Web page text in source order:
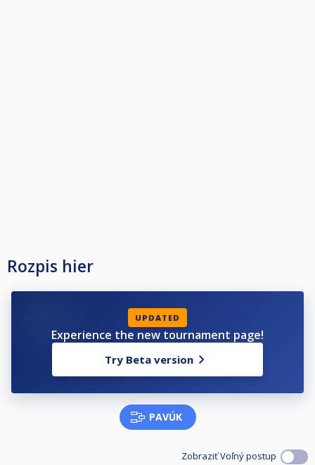
Rozpis hier
UPDATED
Experience the new tournament page!
Try Beta version
PAVÚK
Zobraziť Voľný postup